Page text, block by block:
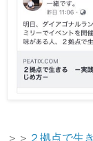
＞＞ ２拠点で生